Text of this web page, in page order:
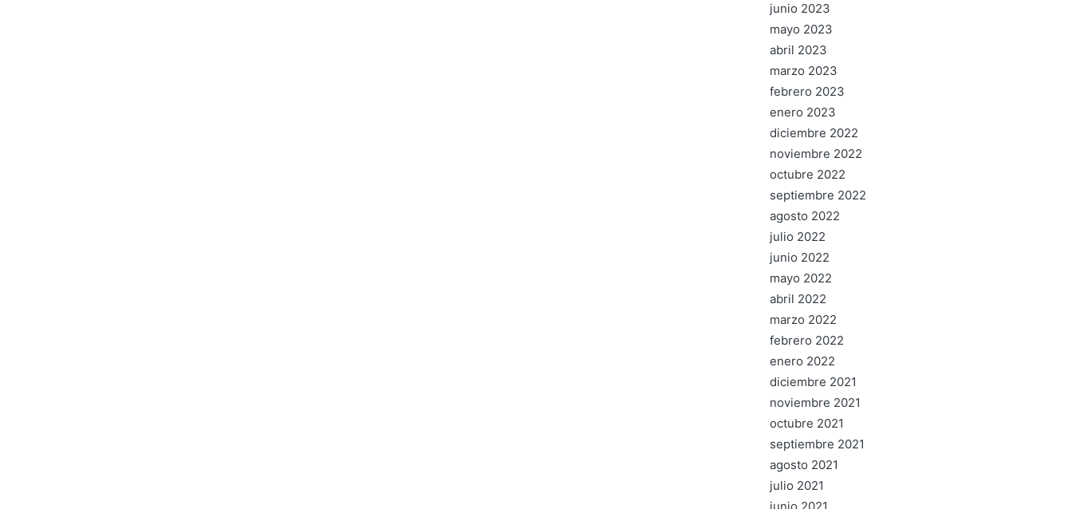
junio 2023
mayo 2023
abril 2023
marzo 2023
febrero 2023
enero 2023
diciembre 2022
noviembre 2022
octubre 2022
septiembre 2022
agosto 2022
julio 2022
junio 2022
mayo 2022
abril 2022
marzo 2022
febrero 2022
enero 2022
diciembre 2021
noviembre 2021
octubre 2021
septiembre 2021
agosto 2021
julio 2021